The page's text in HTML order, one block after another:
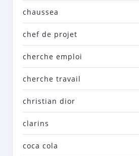
chaussea
chef de projet
cherche emploi
cherche travail
christian dior
clarins
coca cola